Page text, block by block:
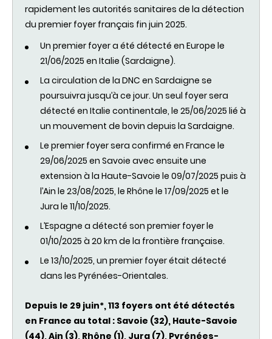
rapidement les autorités sanitaires de la détection
du premier foyer français fin juin 2025.
Un premier foyer a été détecté en Europe le
21/06/2025 en Italie (Sardaigne).
La circulation de la DNC en Sardaigne se
poursuivra jusqu’à ce jour. Un seul foyer sera
détecté en Italie continentale, le 25/06/2025 lié à
un mouvement de bovin depuis la Sardaigne.
Le premier foyer sera confirmé en France le
29/06/2025 en Savoie avec ensuite une
extension à la Haute-Savoie le 09/07/2025 puis à
l’Ain le 23/08/2025, le Rhône le 17/09/2025 et le
Jura le 11/10/2025.
L’Espagne a détecté son premier foyer le
01/10/2025 à 20 km de la frontière française.
Le 13/10/2025, un premier foyer était détecté
dans les Pyrénées-Orientales.
Depuis le 29 juin*, 113 foyers ont été détectés
en France au total : Savoie (32), Haute-Savoie
(44), Ain (3), Rhône (1), Jura (7), Pyrénées-